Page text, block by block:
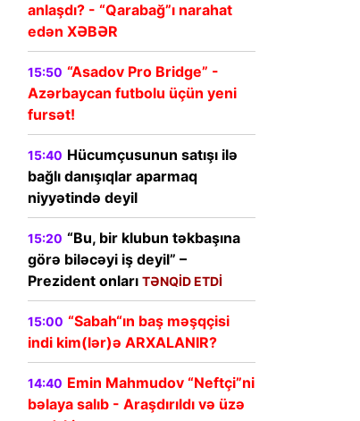
anlaşdı? - “Qarabağ”ı narahat
edən XƏBƏR
15:50 “Asadov Pro Bridge” -
Azərbaycan futbolu üçün yeni
fursət!
15:40 Hücumçusunun satışı ilə
bağlı danışıqlar aparmaq
niyyətində deyil
15:20 “Bu, bir klubun təkbaşına
görə biləcəyi iş deyil” –
Prezident onları TƏNQİD ETDİ
15:00 “Sabah“ın baş məşqçisi
indi kim(lər)ə ARXALANIR?
14:40 Emin Mahmudov “Neftçi”ni
bəlaya salıb - Araşdırıldı və üzə